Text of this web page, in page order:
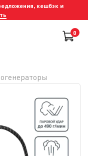
кешбэк и
0